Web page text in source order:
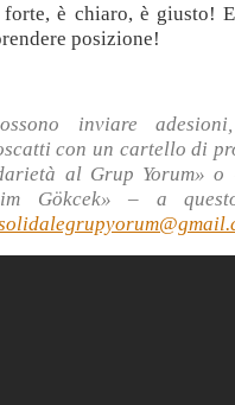
è chiaro, è giusto!
posizione!
inviare
con un cartello di
al Grup Yorum» o
Gökcek» – a